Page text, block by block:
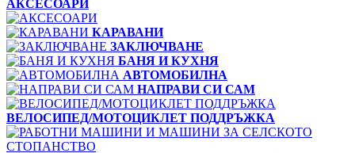
АКСЕСОАРИ
КАРАВАНИ
ЗАКЛЮЧВАНЕ
БАНЯ И КУХНЯ
АВТОМОБИЛНА
НАПРАВИ СИ САМ
ВЕЛОСИПЕД/МОТОЦИКЛЕТ ПОДДРЪЖКА